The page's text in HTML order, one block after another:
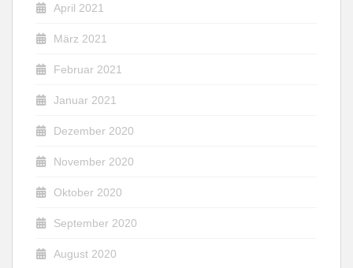
April 2021
März 2021
Februar 2021
Januar 2021
Dezember 2020
November 2020
Oktober 2020
September 2020
August 2020